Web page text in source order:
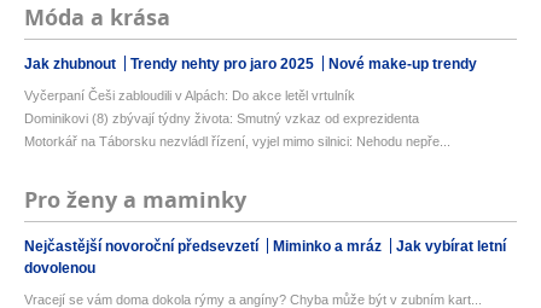
Móda a krása
Jak zhubnout Trendy nehty pro jaro 2025 Nové make-up trendy
Vyčerpaní Češi zabloudili v Alpách: Do akce letěl vrtulník
Dominikovi (8) zbývají týdny života: Smutný vzkaz od exprezidenta
Motorkář na Táborsku nezvládl řízení, vyjel mimo silnici: Nehodu nepře...
Pro ženy a maminky
Nejčastější novoroční předsevzetí Miminko a mráz
Jak vybírat letní
dovolenou
Vracejí se vám doma dokola rýmy a angíny? Chyba může být v zubním kart...